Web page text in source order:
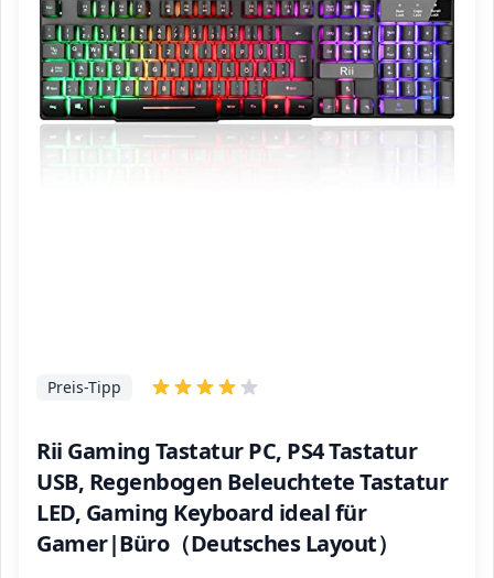
Rii Gaming Tastatur PC, PS4 Tastatur
USB, Regenbogen Beleuchtete Tastatur
LED, Gaming Keyboard ideal für
Gamer|Büro（Deutsches Layout）
Preis-Tipp